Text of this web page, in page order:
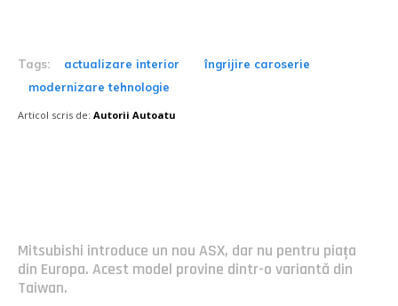
Tags: actualizare interior
îngrijire caroserie
modernizare tehnologie
Articol scris de: Autorii Autoatu
Mitsubishi introduce un nou ASX, dar nu pentru piața
din Europa. Acest model provine dintr-o variantă din
Taiwan.